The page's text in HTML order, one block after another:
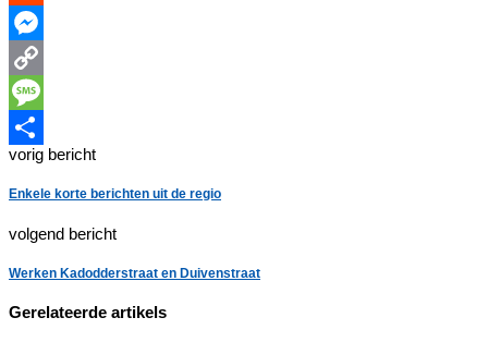
Reddit
Messenger
Copy
Link
Message
Delen
vorig bericht
Enkele korte berichten uit de regio
volgend bericht
Werken Kadodderstraat en Duivenstraat
Gerelateerde artikels